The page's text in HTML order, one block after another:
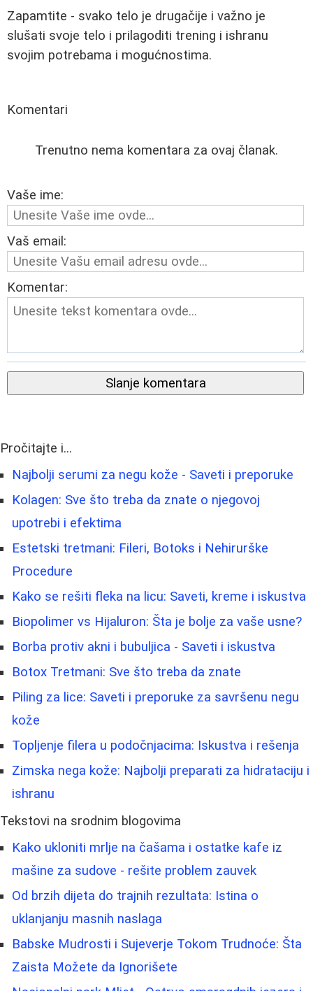
Zapamtite - svako telo je drugačije i važno je
slušati svoje telo i prilagoditi trening i ishranu
svojim potrebama i mogućnostima.
Komentari
Trenutno nema komentara za ovaj članak.
Vaše ime:
Vaš email:
Komentar:
Slanje komentara
Pročitajte i...
Najbolji serumi za negu kože - Saveti i preporuke
Kolagen: Sve što treba da znate o njegovoj
upotrebi i efektima
Estetski tretmani: Fileri, Botoks i Nehirurške
Procedure
Kako se rešiti fleka na licu: Saveti, kreme i iskustva
Biopolimer vs Hijaluron: Šta je bolje za vaše usne?
Borba protiv akni i bubuljica - Saveti i iskustva
Botox Tretmani: Sve što treba da znate
Piling za lice: Saveti i preporuke za savršenu negu
kože
Topljenje filera u podočnjacima: Iskustva i rešenja
Zimska nega kože: Najbolji preparati za hidrataciju i
ishranu
Tekstovi na srodnim blogovima
Kako ukloniti mrlje na čašama i ostatke kafe iz
mašine za sudove - rešite problem zauvek
Od brzih dijeta do trajnih rezultata: Istina o
uklanjanju masnih naslaga
Babske Mudrosti i Sujeverje Tokom Trudnoće: Šta
Zaista Možete da Ignorišete